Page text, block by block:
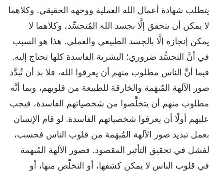
يتطلب شهادة أعمال الله العملية ووجهه الحقيقي. وكلاهما
لا يمكن أن يتحقق إلَّا بجسد الله المُتجسِّد، وكلاهما لا
يمكن إنجازه إلَّا بالجسد الطبيعي والعملي. هذا هو السبب
في أنَّ التجسُّد ضروري؛ البشرية الفاسدة كلها تحتاج إليه.
فبما أنَّ الناس مطلوب منهم أن يعرفوا الله، فلا بد أن تُبدَّد
صور الآلهة المُبهَمة والخارقة للطبيعة من قلوبهم، وبما أنَّه
مطلوب منهم أن يتخلَّصوا من شخصياتهم الفاسدة، فيجب
عليهم أولًا أن يعرفوا شخصياتهم الفاسدة. لو قام الإنسان
بعمل تبديد صور الآلهة المُبهَمة من قلوب الناس فحسب،
لفشل في تحقيق التأثير المقصود. فصور الآلهة المُبهمة
في قلوب الناس لا يمكن كشفها، أو التخلّص منها، أو